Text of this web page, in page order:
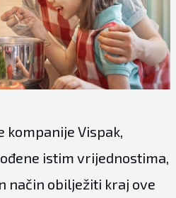
kompanije Vispak,
istim vrijednostima,
način obilježiti kraj ove